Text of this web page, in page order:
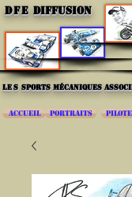
DFE DIFFUSION
les sports mécaniques
ACCUEIL PORTRAITS